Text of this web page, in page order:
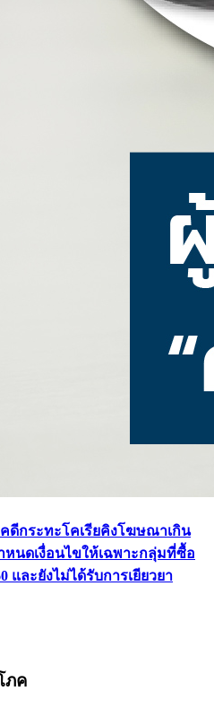
ดีกระทะโคเรียคิงโฆษณาเกิน
หนดเงื่อนไขให้เฉพาะกลุ่มที่ซื้อ
และยังไม่ได้รับการเยียวยา
ภค